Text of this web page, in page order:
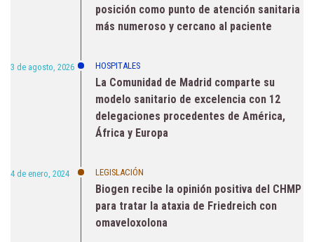
posición como punto de atención sanitaria
más numeroso y cercano al paciente
3 de agosto, 2026 HOSPITALES
La Comunidad de Madrid comparte su
modelo sanitario de excelencia con 12
delegaciones procedentes de América,
África y Europa
4 de enero, 2024 LEGISLACIÓN
Biogen recibe la opinión positiva del CHMP
para tratar la ataxia de Friedreich con
omaveloxolona